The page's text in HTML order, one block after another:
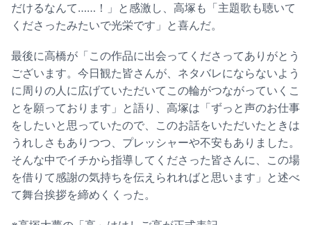
だけるなんて……！」と感激し、高塚も「主題歌も聴いて
くださったみたいで光栄です」と喜んだ。
最後に高橋が「この作品に出会ってくださってありがとう
ございます。今日観た皆さんが、ネタバレにならないよう
に周りの人に広げていただいてこの輪がつながっていくこ
とを願っております」と語り、高塚は「ずっと声のお仕事
をしたいと思っていたので、このお話をいただいたときは
うれしさもありつつ、プレッシャーや不安もありました。
そんな中でイチから指導してくださった皆さんに、この場
を借りて感謝の気持ちを伝えられればと思います」と述べ
て舞台挨拶を締めくくった。